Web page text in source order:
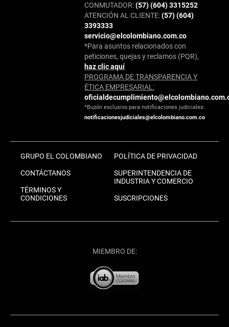
CONMUTADOR:(57) (604) 3315252
ATENCIÓN AL CLIENTE:(57) (604)
3393333
servicio@elcolombiano.com.co
*Para asuntos relacionados con
peticiones, quejas y reclamos (PQR),
haz clic aquí
PROGRAMA DE TRANSPARENCIA Y
ÉTICA EMPRESARIAL:
*Buzón exclusivo para notificaciones judiciales:
notificacionesjudiciales@elcolombiano.com.co
GRUPO EL COLOMBIANO
CONTÁCTANOS
TÉRMINOS Y
CONDICIONES
POLÍTICA DE PRIVACIDAD
SUPERINTENDENCIA DE
INDUSTRIA Y COMERCIO
SUSCRIPCIONES
MIEMBRO DE: